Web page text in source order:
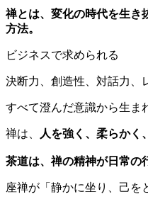
禅とは、変化の時代を生き
方法。
ビジネスで求められる
決断力、創造性、対話力、
すべて澄んだ意識から生ま
禅は、 人を強く、柔らかく
茶道は、禅の精神が日常の
座禅が「静かに坐り、己を